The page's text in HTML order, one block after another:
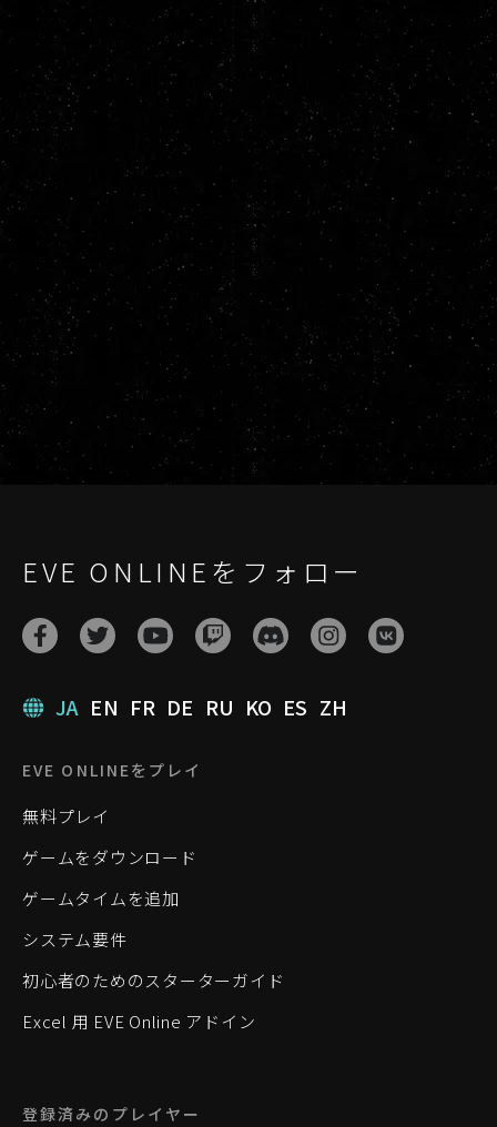
EVE ONLINEをフォロー
JA EN FR DE RU KO ES ZH
EVE ONLINEをプレイ
無料プレイ
ゲームをダウンロード
ゲームタイムを追加
システム要件
初心者のためのスターターガイド
Excel 用 EVE Online アドイン
登録済みのプレイヤー